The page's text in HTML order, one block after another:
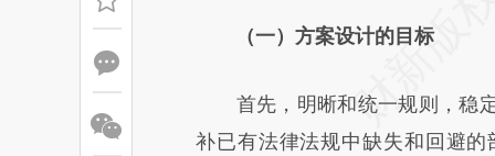
（一）方案设计的目标
首先，明晰和统一规则，稳定
补已有法律法规中缺失和回避